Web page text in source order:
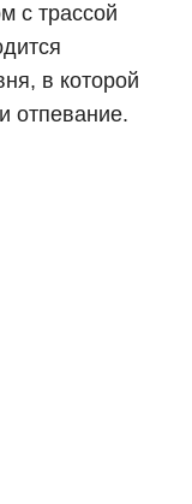
с трассой
в которой
отпевание.